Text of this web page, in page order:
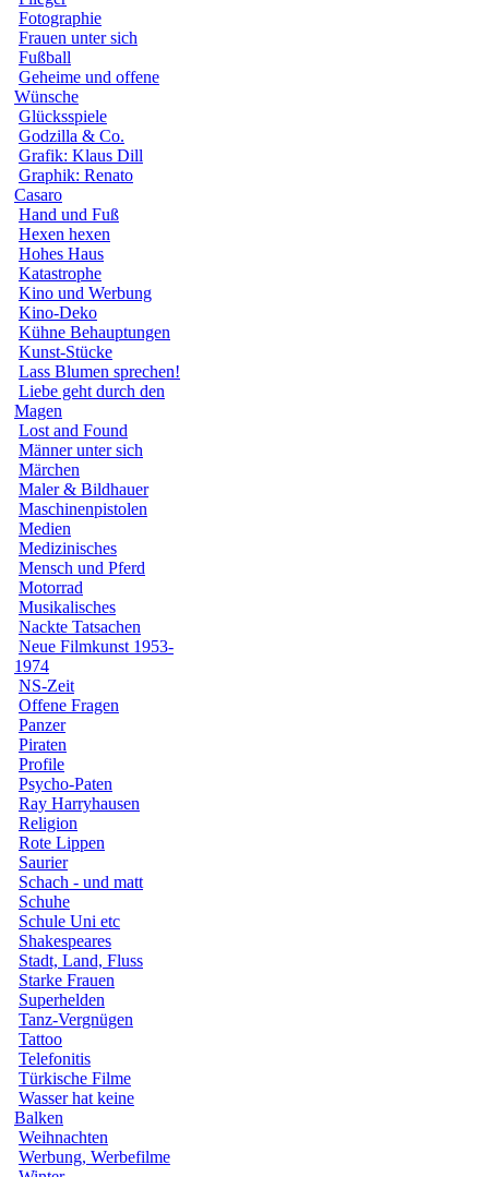
Fotographie
Frauen unter sich
Fußball
Geheime und offene
Wünsche
Glücksspiele
Godzilla & Co.
Grafik: Klaus Dill
Graphik: Renato
Casaro
Hand und Fuß
Hexen hexen
Hohes Haus
Katastrophe
Kino und Werbung
Kino-Deko
Kühne Behauptungen
Kunst-Stücke
Lass Blumen sprechen!
Liebe geht durch den
Magen
Lost and Found
Männer unter sich
Märchen
Maler & Bildhauer
Maschinenpistolen
Medien
Medizinisches
Mensch und Pferd
Motorrad
Musikalisches
Nackte Tatsachen
Neue Filmkunst 1953-
1974
NS-Zeit
Offene Fragen
Panzer
Piraten
Profile
Psycho-Paten
Ray Harryhausen
Religion
Rote Lippen
Saurier
Schach - und matt
Schuhe
Schule Uni etc
Shakespeares
Stadt, Land, Fluss
Starke Frauen
Superhelden
Tanz-Vergnügen
Tattoo
Telefonitis
Türkische Filme
Wasser hat keine
Balken
Weihnachten
Werbung, Werbefilme